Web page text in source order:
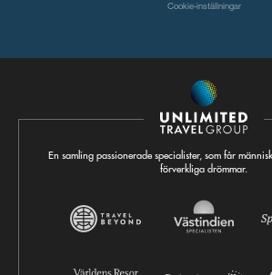
Cookie-inställningar
En samling passionerade specialister, som får
förverkliga drömmar.